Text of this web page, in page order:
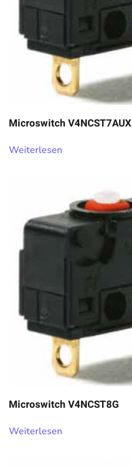
Microswitch V4NCST7AUX
Weiterlesen
Microswitch V4NCST8G
Weiterlesen